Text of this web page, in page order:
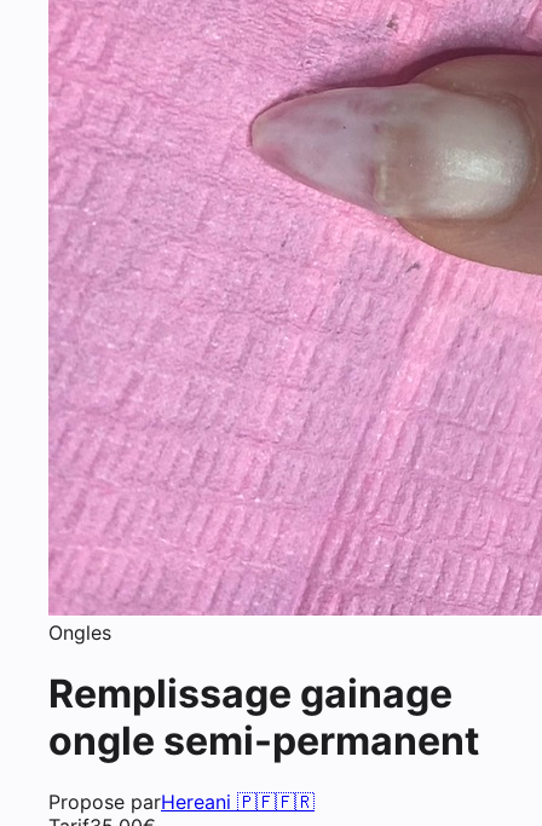
Ongles
Remplissage gainage
ongle semi-permanent
Propose parHereani 🇵🇫🇫🇷